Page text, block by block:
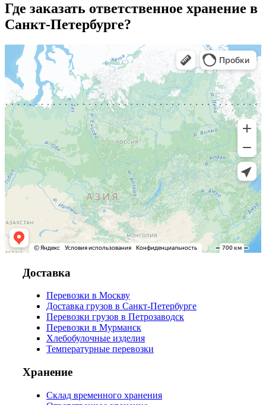
Где заказать ответственное хранение в
Санкт-Петербурге?
Доставка
Перевозки в Москву
Доставка грузов в Санкт-Петербурге
Перевозки грузов в Петрозаводск
Перевозки в Мурманск
Хлебобулочные изделия
Температурные перевозки
Хранение
Склад временного хранения